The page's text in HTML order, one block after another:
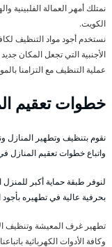
نمتلك أمهر العمالة الفلبينية
الكويت.
نستخدم أجود مواد التنظيف
الأجنبية التي تجعل المكان
عملية التنظيف مع التزامنا
خطوات تعقيم
نقوم بتنظيف وتطهير المنازل
واتباع خطوات تعقيم المنازل
لنوفر طبقة حماية أكبر
بحرفية عالية في تطهيره بأجود
تطهير غرف المعيشة وتنظيف
وكافة الأدوات الكهربائية